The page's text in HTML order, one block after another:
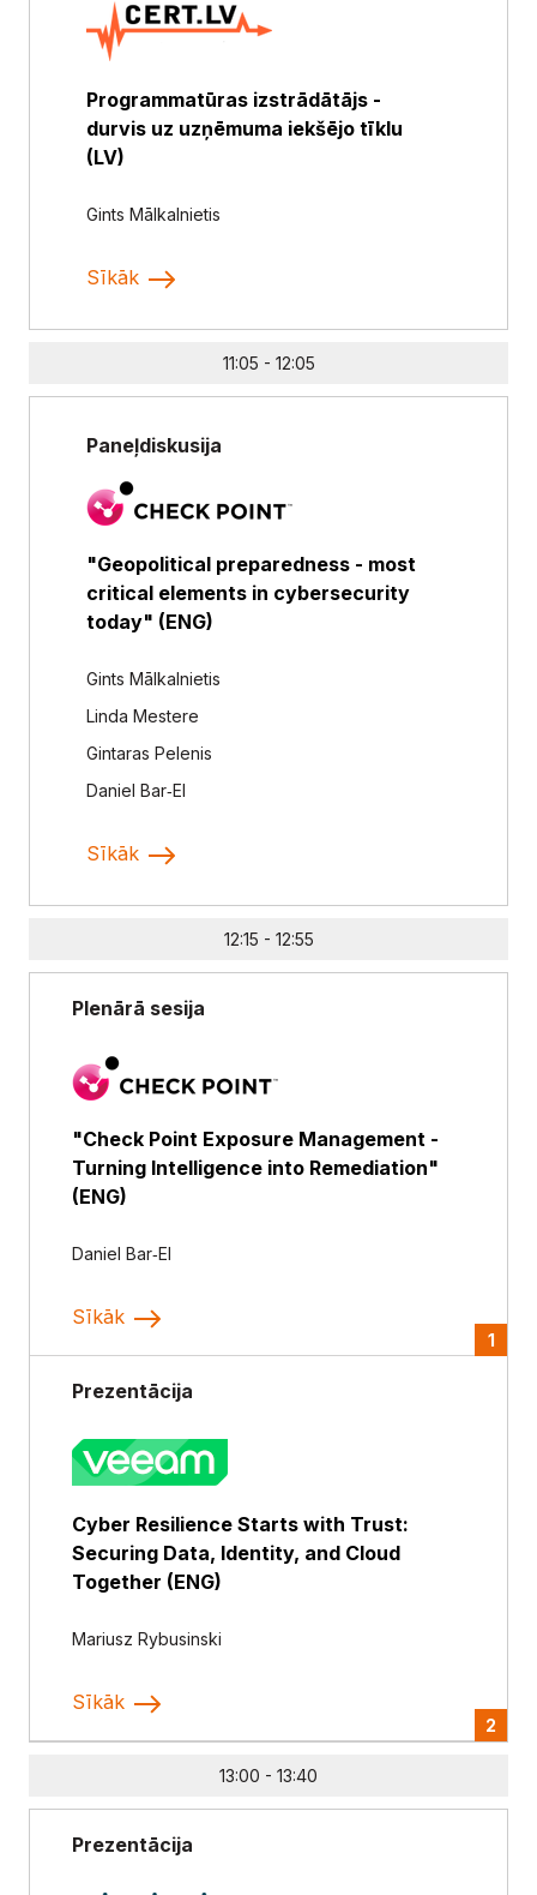
Programmatūras izstrādātājs -
durvis uz uzņēmuma iekšējo tīklu
(LV)
Gints Mālkalnietis
Sīkāk
11:05 - 12:05
Paneļdiskusija
"Geopolitical preparedness - most
critical elements in cybersecurity
today" (ENG)
Gints Mālkalnietis
Linda Mestere
Gintaras Pelenis
Daniel Bar‑El
Sīkāk
12:15 - 12:55
Plenārā sesija
"Check Point Exposure Management -
Turning Intelligence into Remediation"
(ENG)
Daniel Bar‑El
Sīkāk
1
Prezentācija
Cyber Resilience Starts with Trust:
Securing Data, Identity, and Cloud
Together (ENG)
Mariusz Rybusinski
Sīkāk
2
13:00 - 13:40
Prezentācija